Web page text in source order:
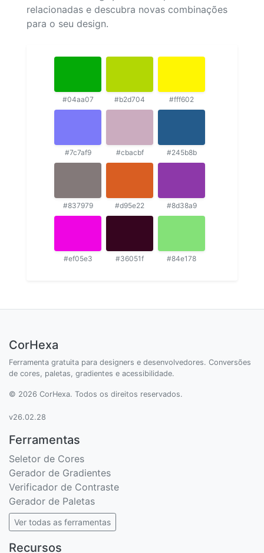
relacionadas e descubra novas combinações
para o seu design.
#04aa07 #b2d704 #fff602
#7c7af9 #cbacbf #245b8b
#837979 #d95e22 #8d38a9
#ef05e3 #36051f #84e178
CorHexa
Ferramenta gratuita para designers e desenvolvedores. Conversões
de cores, paletas, gradientes e acessibilidade.
© 2026 CorHexa. Todos os direitos reservados.
v26.02.28
Ferramentas
Seletor de Cores
Gerador de Gradientes
Verificador de Contraste
Gerador de Paletas
Ver todas as ferramentas
Recursos